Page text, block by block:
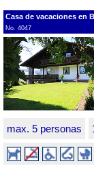
Casa de vacaciones en
No. 4047
max. 5 personas